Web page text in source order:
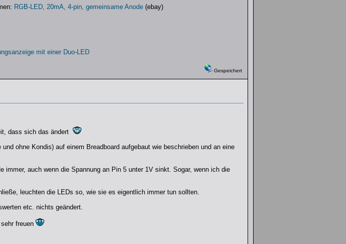
RGB-LED, 20mA, 4-pin, gemeinsame Anode(ebay)
mit einer Duo-LED
Gespeichert
dass sich das ändert
ohne Kondis) auf einem Breadboard aufgebaut wie beschrieben und an eine
immer, auch wenn die Spannung an Pin 5 unter 1V sinkt. Sogar, wenn ich die
leuchten die LEDs so, wie sie es eigentlich immer tun sollten.
etc. nichts geändert.
freuen